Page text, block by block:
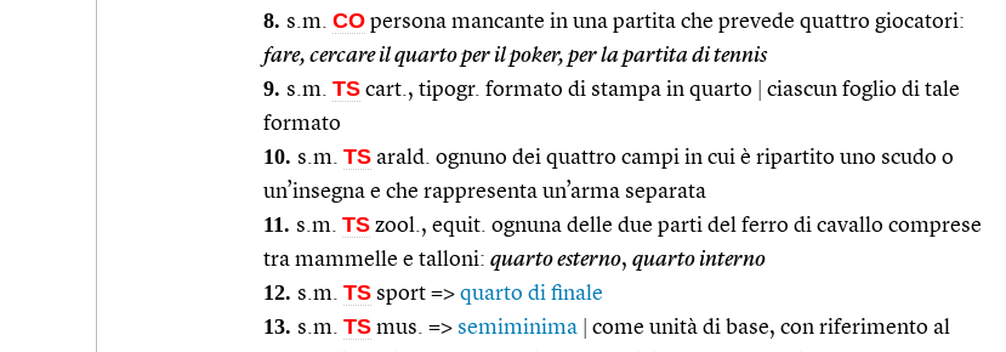
8. s.m. CO persona mancante in una partita che prevede quattro giocatori:
fare, cercare il quarto per il poker, per la partita di tennis
9. s.m. TS cart., tipogr. formato di stampa in quarto
ciascun foglio di tale
formato
10. s.m. TS arald. ognuno dei quattro campi in cui è ripartito uno scudo o
un’insegna e che rappresenta un’arma separata
11. s.m. TS zool., equit. ognuna delle due parti del ferro di cavallo comprese
tra mammelle e talloni: quarto esterno, quarto interno
12. s.m. TS sport => quarto di finale
13. s.m. TS mus. => semiminima
come unità di base, con riferimento al